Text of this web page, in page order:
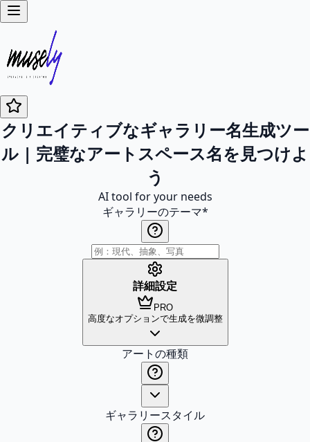
クリエイティブなギャラリー名生成ツー
ル | 完璧なアートスペース名を見つけよ
う
AI tool for your needs
ギャラリーのテーマ*
詳細設定
PRO
高度なオプションで生成を微調整
アートの種類
ギャラリースタイル